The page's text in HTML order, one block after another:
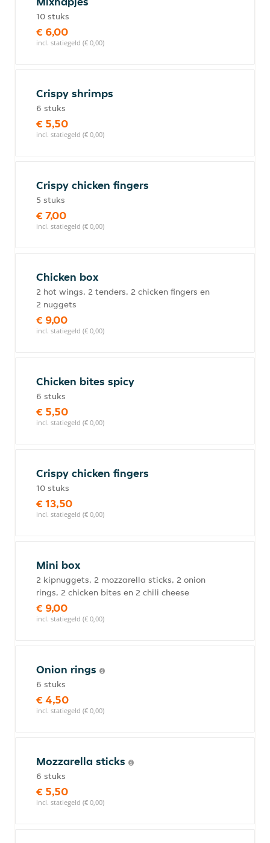
10 stuks
€ 6,00
incl. statiegeld (€ 0,00)
Crispy shrimps
6 stuks
€ 5,50
incl. statiegeld (€ 0,00)
Crispy chicken fingers
5 stuks
€ 7,00
incl. statiegeld (€ 0,00)
Chicken box
2 hot wings, 2 tenders, 2 chicken fingers en
2 nuggets
€ 9,00
incl. statiegeld (€ 0,00)
Chicken bites spicy
6 stuks
€ 5,50
incl. statiegeld (€ 0,00)
Crispy chicken fingers
10 stuks
€ 13,50
incl. statiegeld (€ 0,00)
Mini box
2 kipnuggets, 2 mozzarella sticks, 2 onion
rings, 2 chicken bites en 2 chili cheese
€ 9,00
incl. statiegeld (€ 0,00)
Onion rings
6 stuks
€ 4,50
incl. statiegeld (€ 0,00)
Mozzarella sticks
6 stuks
€ 5,50
incl. statiegeld (€ 0,00)